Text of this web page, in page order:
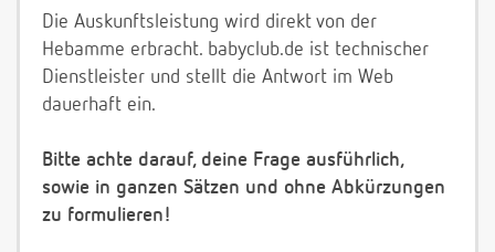
Die Auskunftsleistung wird direkt von der
Hebamme erbracht. babyclub.de ist technischer
Dienstleister und stellt die Antwort im Web
dauerhaft ein.
Bitte achte darauf, deine Frage ausführlich,
sowie in ganzen Sätzen und ohne Abkürzungen
zu formulieren!